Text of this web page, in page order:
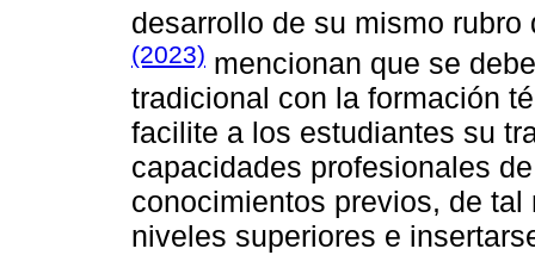
desarrollo de su mismo
(2023) mencionan que se
tradicional con la formación
facilite a los estudiantes su
capacidades profesionales
conocimientos previos, de
niveles superiores e